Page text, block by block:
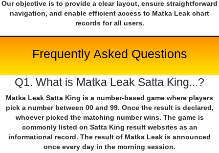
Our objective is to provide a clear layout, ensure straightforward
navigation, and enable efficient access to Matka Leak chart
records for all users.
Frequently Asked Questions
Q1. What is Matka Leak Satta King...?
Matka Leak Satta King is a number-based game where players
pick a number between 00 and 99. Once the result is declared,
whoever picked the matching number wins. The game is
commonly listed on Satta King result websites as an
informational record. The result of Matka Leak is announced
once every day in the morning session.